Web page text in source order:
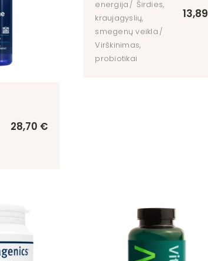
28,70 €
energija
Širdies,
kraujagyslių,
smegenų veikla
Virškinimas,
probiotikai
13,89